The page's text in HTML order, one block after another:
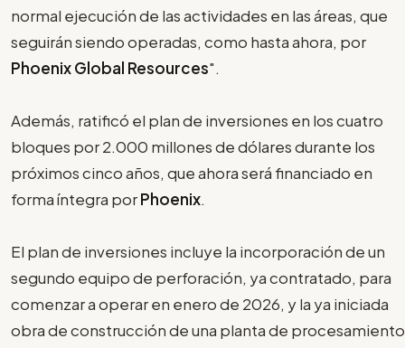
normal ejecución de las actividades en las áreas, que
seguirán siendo operadas, como hasta ahora, por
Phoenix Global Resources".
Además, ratificó el plan de inversiones en los cuatro
bloques por 2.000 millones de dólares durante los
próximos cinco años, que ahora será financiado en
forma íntegra porPhoenix.
El plan de inversiones incluye la incorporación de un
segundo equipo de perforación, ya contratado, para
comenzar a operar en enero de 2026, y la ya iniciada
obra de construcción de una planta de procesamiento